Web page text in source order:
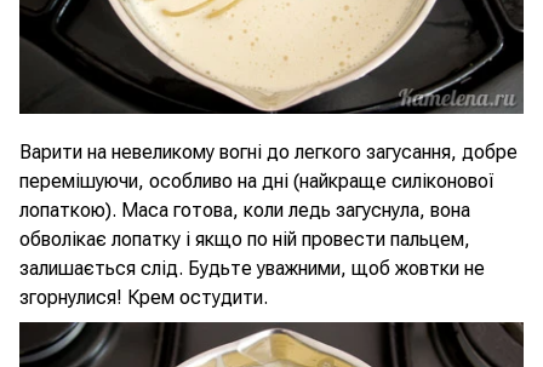
Варити на невеликому вогні до легкого загусання, добре
перемішуючи, особливо на дні (найкраще силіконової
лопаткою). Маса готова, коли ледь загуснула, вона
обволікає лопатку і якщо по ній провести пальцем,
залишається слід. Будьте уважними, щоб жовтки не
згорнулися! Крем остудити.